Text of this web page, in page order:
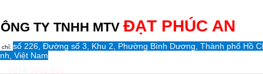
TY TNHH MTV ĐẠT PHÚC AN
chỉ: số 226, Đường số 3, Khu 2, Phường Bình Dương, Thành phố Hồ
Việt Nam